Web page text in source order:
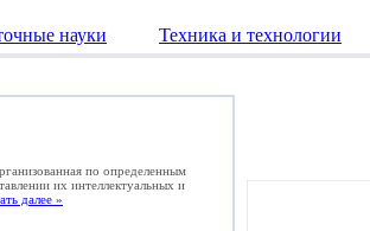
науки Техника и технологии
по определенным
их интеллектуальных и
далее »